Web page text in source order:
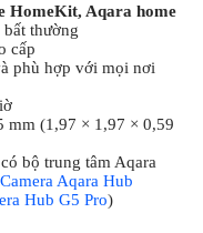
HomeKit, Aqara home
thường
cấp
phù hợp với mọi nơi
mm (1,97 × 1,97 × 0,59
bộ trung tâm Aqara
Camera Aqara Hub
Hub G5 Pro)